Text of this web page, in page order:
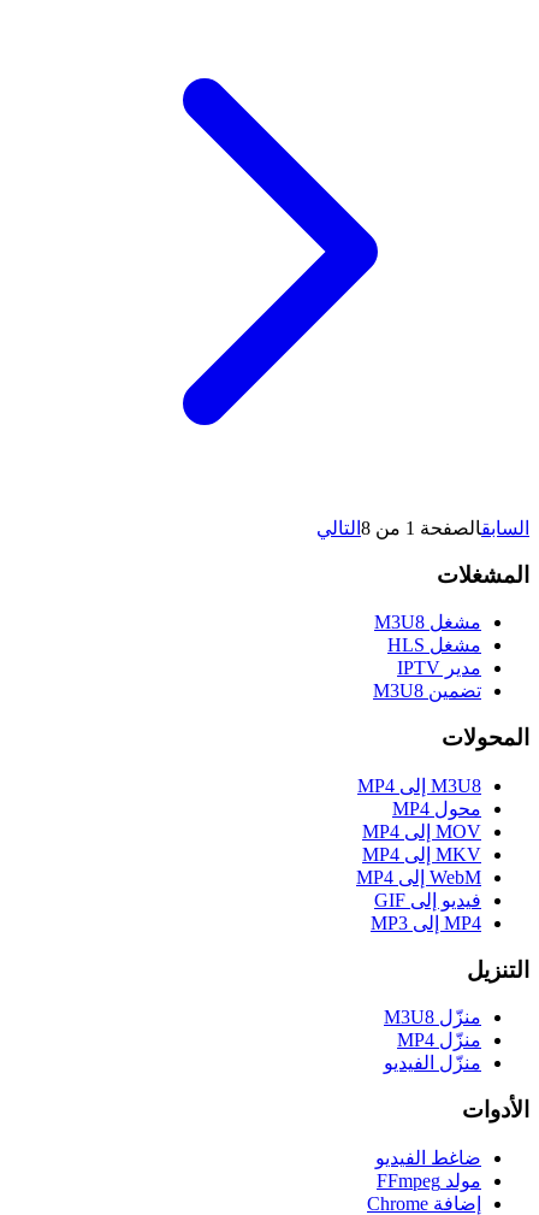
السابقالصفحة 1 من 8 التالي
المشغلات
مشغل M3U8
مشغل HLS
مدير IPTV
تضمين M3U8
المحولات
M3U8 إلى MP4
محول MP4
MOV إلى MP4
MKV إلى MP4
WebM إلى MP4
فيديو إلى GIF
MP4 إلى MP3
التنزيل
منزّل M3U8
منزّل MP4
منزّل الفيديو
الأدوات
ضاغط الفيديو
مولد FFmpeg
إضافة Chrome